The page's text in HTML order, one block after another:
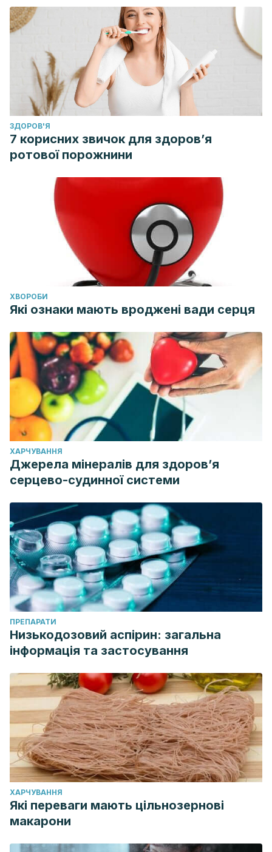
Hemstreet, G. P. (2012). Sistemas renal y urinario.
Enciclopedia De Salud Y Seguridad En El Trabajo.
https://doi.org/S0014-5793(00)01618-5 [pii]
ЗДОРОВ'Я
7 корисних звичок для здоров’я
ротової порожнини
ХВОРОБИ
Які ознаки мають вроджені вади серця
ХАРЧУВАННЯ
Джерела мінералів для здоров’я
серцево-судинної системи
ПРЕПАРАТИ
Низькодозовий аспірин: загальна
інформація та застосування
ХАРЧУВАННЯ
Які переваги мають цільнозернові
макарони